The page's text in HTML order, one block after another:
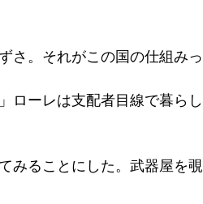
さ。それがこの国の仕組みっ
ローレは支配者目線で暮らし
みることにした。武器屋を覗